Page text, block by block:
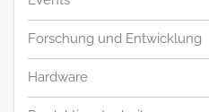
Forschung und Entwicklung
Hardware